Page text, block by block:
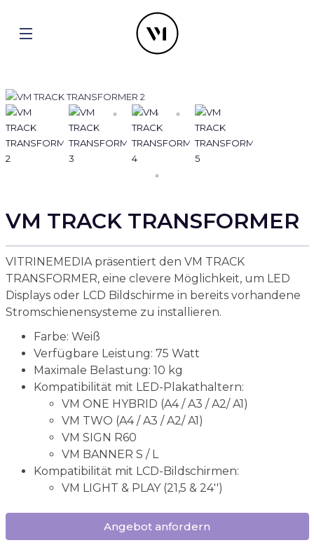
VM TRACK TRANSFORMER
VITRINEMEDIA präsentiert den VM TRACK
TRANSFORMER, eine clevere Möglichkeit, um LED
Displays oder LCD Bildschirme in bereits vorhandene
Stromschienensysteme zu installieren.
Farbe: Weiß
Verfügbare Leistung: 75 Watt
Maximale Belastung: 10 kg
Kompatibilität mit LED-Plakathaltern:
VM ONE HYBRID (A4 / A3 / A2/ A1)
VM TWO (A4 / A3 / A2/ A1)
VM SIGN R60
VM BANNER S / L
Kompatibilität mit LCD-Bildschirmen:
VM LIGHT & PLAY (21,5 & 24'')
Angebot anfordern